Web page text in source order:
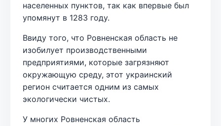
населенных пунктов, так как впервые был
упомянут в 1283 году.
Ввиду того, что Ровненская область не
изобилует производственными
предприятиями, которые загрязняют
окружающую среду, этот украинский
регион считается одним из самых
экологически чистых.
У многих Ровненская область